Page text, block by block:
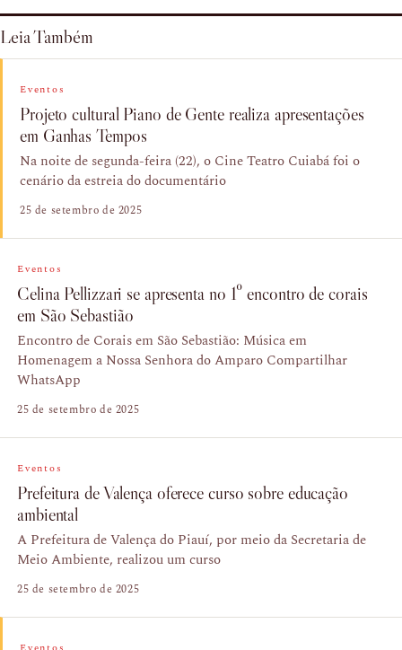
Leia Também
Eventos
Projeto cultural Piano de Gente realiza apresentações
em Ganhas Tempos
Na noite de segunda-feira (22), o Cine Teatro Cuiabá foi o
cenário da estreia do documentário
25 de setembro de 2025
Eventos
Celina Pellizzari se apresenta no 1º encontro de corais
em São Sebastião
Encontro de Corais em São Sebastião: Música em
Homenagem a Nossa Senhora do Amparo Compartilhar
WhatsApp
25 de setembro de 2025
Eventos
Prefeitura de Valença oferece curso sobre educação
ambiental
A Prefeitura de Valença do Piauí, por meio da Secretaria de
Meio Ambiente, realizou um curso
25 de setembro de 2025